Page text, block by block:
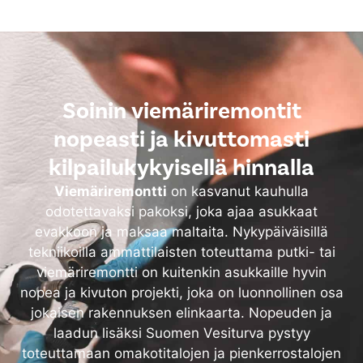
Soinin viemäriremontit
nopeasti ja kivuttomasti
kilpailukykyisellä hinnalla
Viemäriremontti on kasvanut kauhulla
odotettavaksi pakoksi, joka ajaa asukkaat
evakkoon ja maksaa maltaita. Nykypäiväisillä
tekniikoilla ammattilaisten toteuttama putki- tai
viemäriremontti on kuitenkin asukkaille hyvin
nopea ja kivuton projekti, joka on luonnollinen osa
jokaisen rakennuksen elinkaarta. Nopeuden ja
laadun lisäksi Suomen Vesiturva pystyy
toteuttamaan omakotitalojen ja pienkerrostalojen